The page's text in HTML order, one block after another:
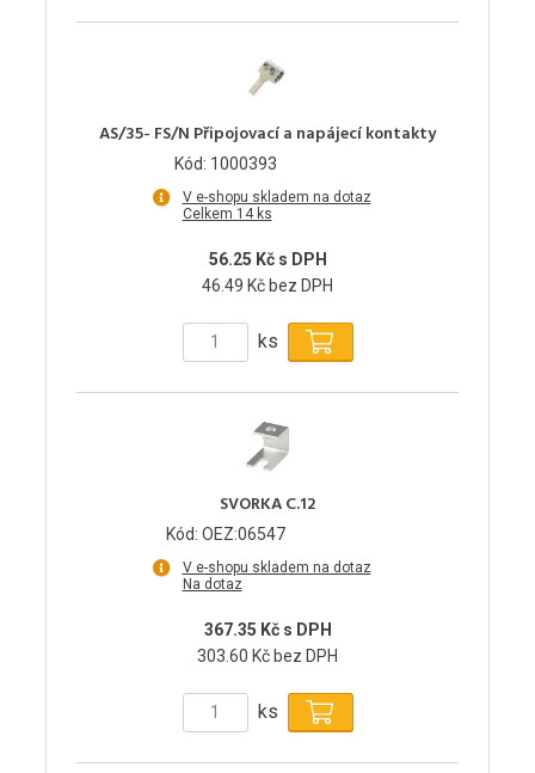
AS/35- FS/N Připojovací a napájecí kontakty
Kód: 1000393
V e-shopu skladem na dotaz
Celkem 14 ks
56.25 Kč s DPH
46.49 Kč bez DPH
ks
SVORKA C.12
Kód: OEZ:06547
V e-shopu skladem na dotaz
Na dotaz
367.35 Kč s DPH
303.60 Kč bez DPH
ks